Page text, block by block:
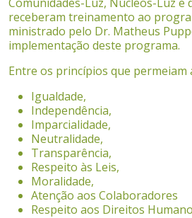
receberam treinamento ao
ministrado pelo Dr. Matheus
implementação deste programa.
Entre os princípios que permeiam
Igualdade,
Independência,
Imparcialidade,
Neutralidade,
Transparência,
Respeito às Leis,
Moralidade,
Atenção aos Colaboradores
Respeito aos Direitos